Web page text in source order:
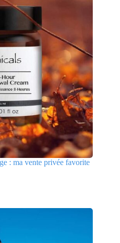
: ma vente privée favorite